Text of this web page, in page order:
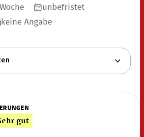
unbefristet
keine Angabe
gut